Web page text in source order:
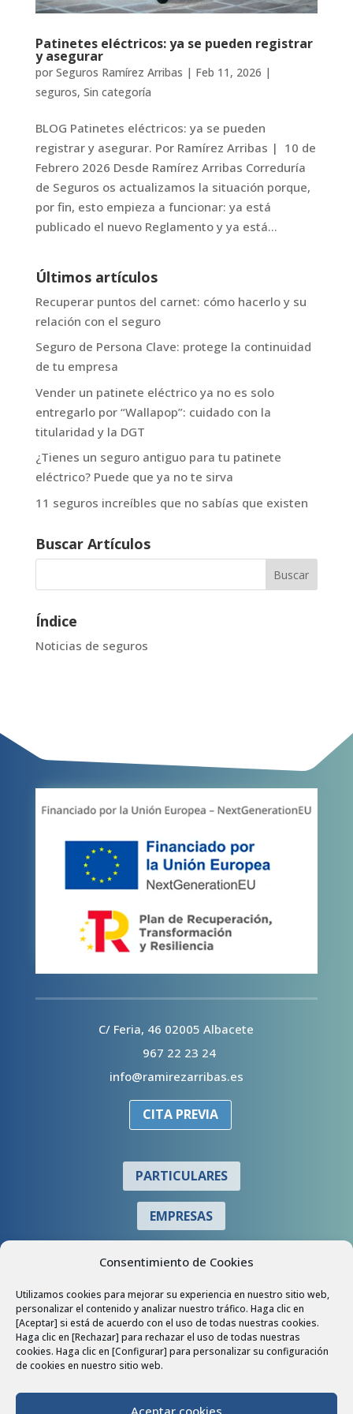
Consentimiento de Cookies
Utilizamos cookies para mejorar su experiencia en nuestro sitio web,
personalizar el contenido y analizar nuestro tráfico. Haga clic en
[Aceptar] si está de acuerdo con el uso de todas nuestras cookies.
Haga clic en [Rechazar] para rechazar el uso de todas nuestras
cookies. Haga clic en [Configurar] para personalizar su configuración
de cookies en nuestro sitio web.
Aceptar cookies
Patinetes eléctricos: ya se pueden registrar
y asegurar
por Seguros Ramírez Arribas | Feb 11, 2026 |
seguros, Sin categoría
BLOG Patinetes eléctricos: ya se pueden
registrar y asegurar. Por Ramírez Arribas | 10 de
Febrero 2026 Desde Ramírez Arribas Correduría
de Seguros os actualizamos la situación porque,
por fin, esto empieza a funcionar: ya está
publicado el nuevo Reglamento y ya está...
Últimos artículos
Recuperar puntos del carnet: cómo hacerlo y su
relación con el seguro
Seguro de Persona Clave: protege la continuidad
de tu empresa
Vender un patinete eléctrico ya no es solo
entregarlo por “Wallapop”: cuidado con la
titularidad y la DGT
¿Tienes un seguro antiguo para tu patinete
eléctrico? Puede que ya no te sirva
11 seguros increíbles que no sabías que existen
Buscar Artículos
Índice
Noticias de seguros
C/ Feria, 46 02005 Albacete
967 22 23 24
info@ramirezarribas.es
CITA PREVIA
PARTICULARES
EMPRESAS
COLABORADORES